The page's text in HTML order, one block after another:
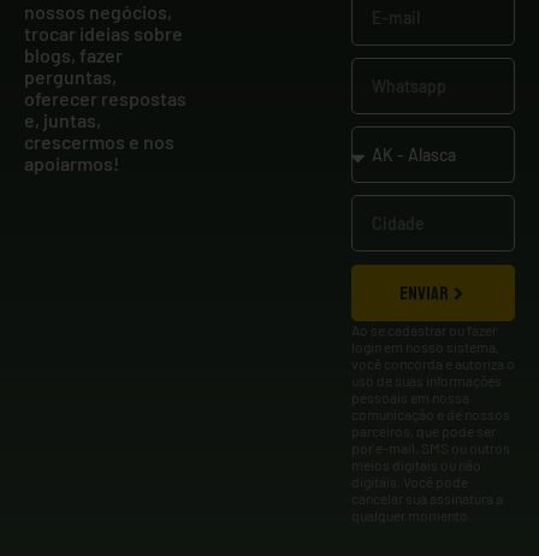
nossos negócios,
trocar ideias sobre
blogs, fazer
perguntas,
oferecer respostas
e, juntas,
crescermos e nos
apoiarmos!
ENVIAR
Ao se cadastrar ou fazer
login em nosso sistema,
você concorda e autoriza o
uso de suas informações
pessoais em nossa
comunicação e de nossos
parceiros, que pode ser
por e-mail, SMS ou outros
meios digitais ou não
digitais. Você pode
cancelar sua assinatura a
qualquer momento.